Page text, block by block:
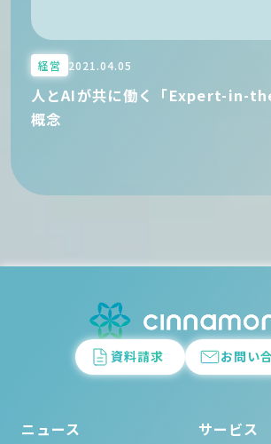
経営 2021.04.05
人とAIが共に働く「Expert-in-
概念
資料請求 お問い
ニュース
サービス